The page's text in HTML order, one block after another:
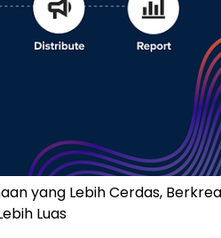
yang Lebih Cerdas,
Luas